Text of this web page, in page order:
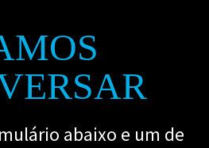
abaixo e um de